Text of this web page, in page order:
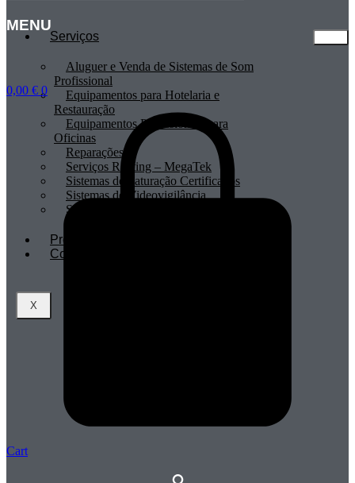
MENU
Serviços
Aluguer e Venda de Sistemas de Som
Profissional
Equipamentos para Hotelaria e
Restauração
Equipamentos Profissionais para
Oficinas
Reparações
Serviços Renting – MegaTek
Sistemas de Faturação Certificados
Sistemas de Videovigilância
Sistemas POS
Profissionais
Contactos
X
0,00 € 0
Cart